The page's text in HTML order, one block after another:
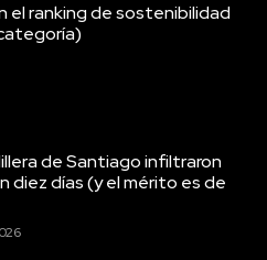
el ranking de sostenibilidad
de Santiago infiltraron
diez días (y el mérito es de